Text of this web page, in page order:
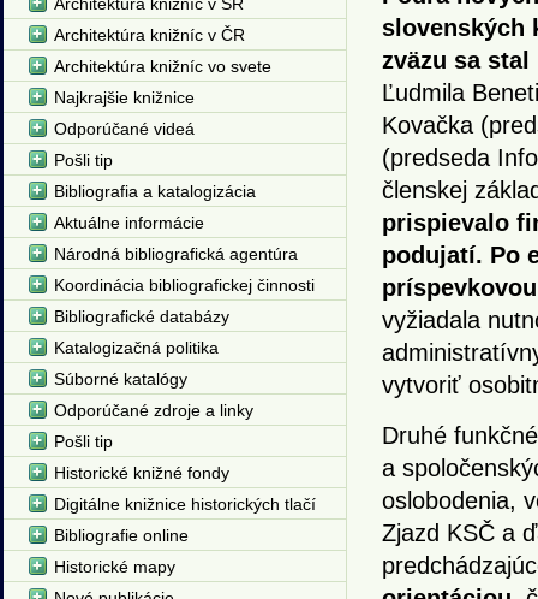
slovenských
zväzu sa stal
Ľudmila
Kovačka
(predseda
členskej
prispievalo
podujatí. Po
vyžiadala
vytvoriť
Druhé
a
oslobodenia,
Zjazd KSČ a
Architektúra knižníc v ČR
Architektúra knižníc vo svete
Najkrajšie knižnice
Odporúčané videá
Pošli tip
Bibliografia a katalogizácia
Aktuálne informácie
Národná bibliografická agentúra
Koordinácia bibliografickej činnosti
Bibliografické databázy
Katalogizačná politika
Súborné katalógy
Odporúčané zdroje a linky
Pošli tip
Historické knižné fondy
Digitálne knižnice historických tlačí
Bibliografie online
Historické mapy